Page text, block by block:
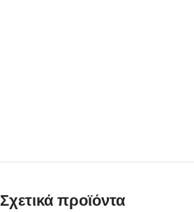
Σχετικά προϊόντα